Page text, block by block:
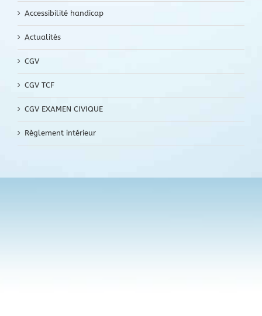
Accessibilité handicap
Actualités
CGV
CGV TCF
CGV EXAMEN CIVIQUE
Règlement intérieur